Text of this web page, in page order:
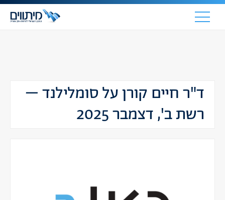
ד"ר חיים קורן על סומלילנד –
רשת ב', דצמבר 2025